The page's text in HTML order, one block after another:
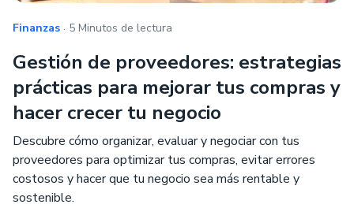
Finanzas . 5 Minutos de lectura
Gestión de proveedores: estrategias
prácticas para mejorar tus compras y
hacer crecer tu negocio
Descubre cómo organizar, evaluar y negociar con tus
proveedores para optimizar tus compras, evitar errores
costosos y hacer que tu negocio sea más rentable y
sostenible.